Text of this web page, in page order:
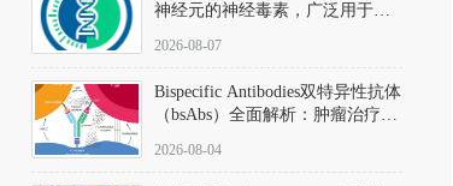
神经元的神经毒素，广泛用于构
以盐酸盐形式存在，可触发线粒
体介导的神经元凋亡。其经典应
用即为选择性损毁中脑黑质致密
部多巴胺能神经元，从而可靠模
拟帕金森病的核心病理与行为表
2026-08-07
Bispecific Antibodies双特异性抗体
（bsAbs）全面解析：肿瘤治疗的
2026-08-04